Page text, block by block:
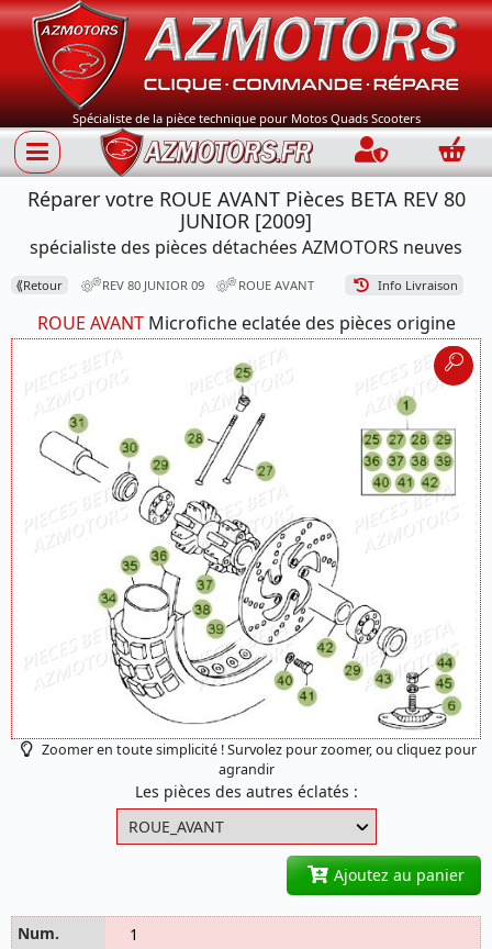
Spécialiste de la pièce technique pour Motos Quads Scooters
Connection
Réparer votre ROUE AVANT Pièces BETA REV 80
JUNIOR [2009]
spécialiste des pièces détachées AZMOTORS neuves
⟪Retour REV 80 JUNIOR 09 ROUE AVANT Info Livraison
ROUE AVANTMicrofiche eclatée des pièces origine
Zoomer en toute simplicité ! Survolez pour zoomer, ou cliquez pour
agrandir
Les pièces des autres éclatés :
Ajoutez au panier
1